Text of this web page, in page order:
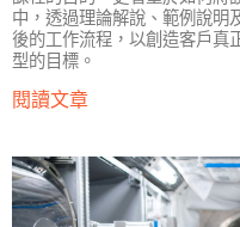
中，透過理論解說、範例說明
後的工作流程，以創造客戶真
型的目標。
閱讀文章